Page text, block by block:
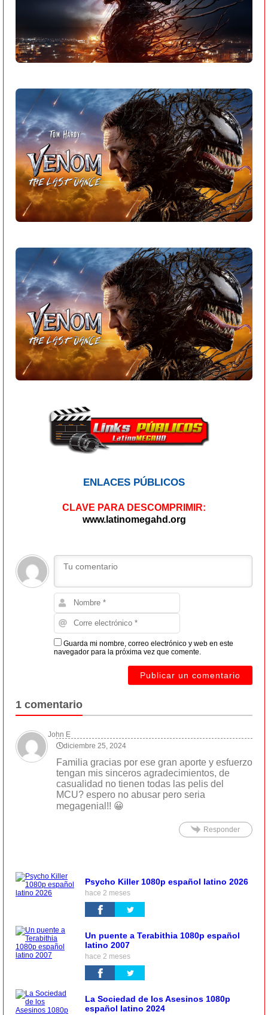
ENLACES PÚBLICOS
CLAVE PARA DESCOMPRIMIR:
www.latinomegahd.org
Guarda mi nombre, correo electrónico y web en este
navegador para la próxima vez que comente.
1 comentario
John E
diciembre 25, 2024
Familia gracias por ese gran aporte y esfuerzo
tengan mis sinceros agradecimientos, de
casualidad no tienen todas las pelis del
MCU? espero no abusar pero seria
megagenial!! 😀
Responder
Psycho Killer 1080p español latino 2026
hace 2 meses
Un puente a Terabithia 1080p español
latino 2007
hace 2 meses
La Sociedad de los Asesinos 1080p
español latino 2024